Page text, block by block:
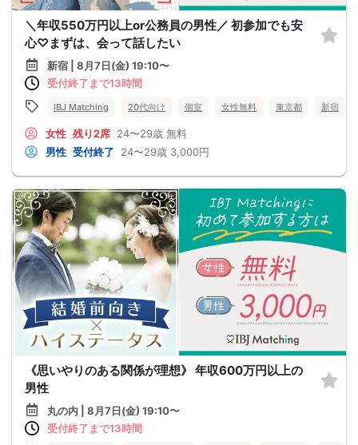
＼年収550万円以上or公務員の男性／ 初参加でも安
心♡まずは、会って話したい
新宿 | 8月7日(金) 19:10〜
受付終了まで13時間
IBJ Matching 20代向け 個室 女性無料 東京都 新宿
女性 残り2席 24〜29歳 無料
男性 受付終了 24〜29歳 3,000円
《思いやりのある関係が理想》 年収600万円以上の
男性
丸の内 | 8月7日(金) 19:10〜
受付終了まで13時間